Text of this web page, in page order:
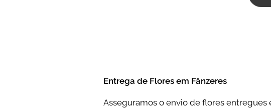
Entrega de Flores em Fânzeres
Asseguramos o envio de flores